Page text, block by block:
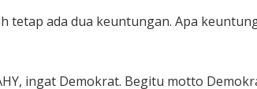
tetap ada dua keuntungan. Apa
ingat Demokrat. Begitu motto